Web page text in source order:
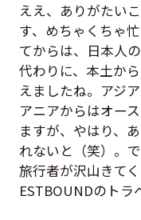
ええ、ありがたい
す、めちゃくちゃ
てからは、日本人
代わりに、本土か
えましたね。アジ
アニアからはオー
ますが、やはり、
れないと（笑）。
旅行者が沢山きて
ESTBOUNDのトラ